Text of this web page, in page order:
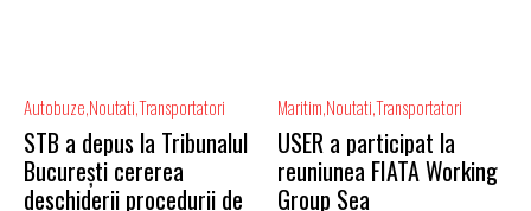
Autobuze NoutatiTransportatori
STB a depus la Tribunalul
București cererea
deschiderii procedurii de
Maritim NoutatiTransportatori
USER a participat la
reuniunea FIATA Working
Group Sea